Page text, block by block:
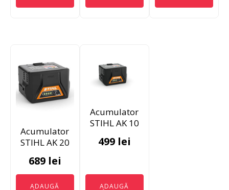
Acumulator
STIHL AK 20
689 lei
ADAUGĂ
Acumulator
STIHL AK 10
499 lei
ADAUGĂ